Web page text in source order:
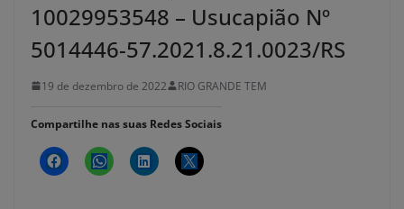
10029953548 – Usucapião Nº
5014446-57.2021.8.21.0023/RS
19 de dezembro de 2022 RIO GRANDE TEM
Compartilhe nas suas Redes Sociais